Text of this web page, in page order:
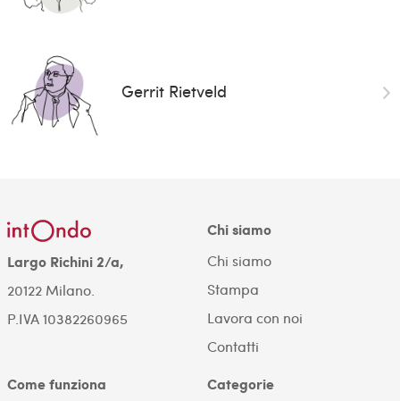
Gerrit Rietveld
Largo Richini 2/a,
20122 Milano.
P.IVA 10382260965
Chi siamo
Chi siamo
Stampa
Lavora con noi
Contatti
Come funziona Categorie